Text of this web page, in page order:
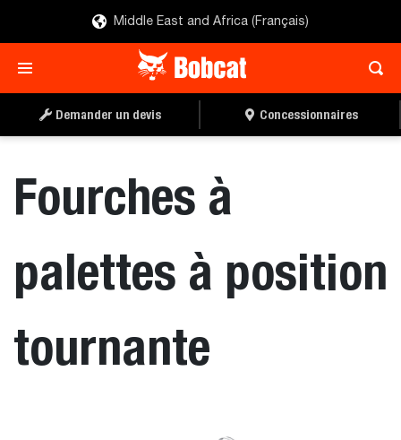
Middle East and Africa (Français)
Demander un devis Concessionnaires
Fourches à
palettes à position
tournante
DEMANDER UN DEVIS
TROUVER UN